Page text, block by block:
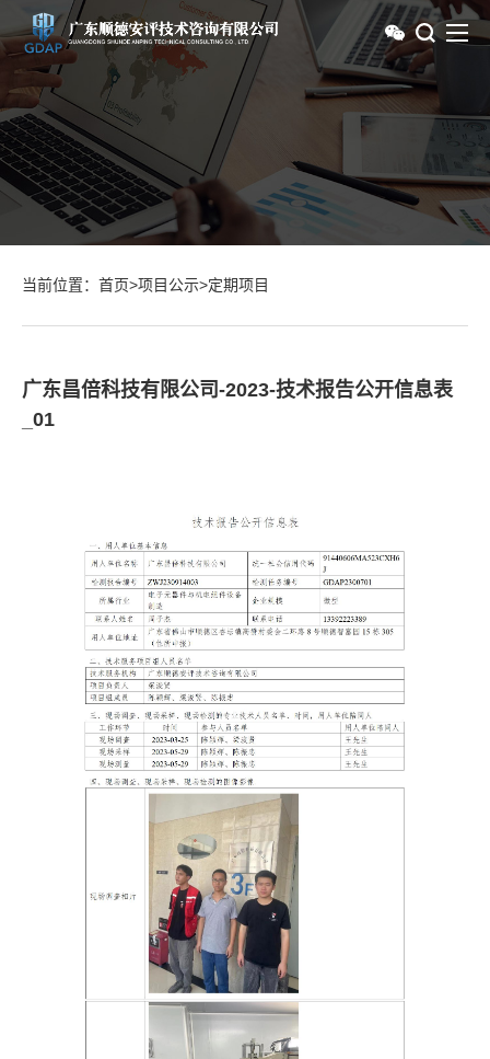
当前位置： 首页>项目公示>定期项目
广东昌倍科技有限公司-2023-技术报告公开信息表
_01